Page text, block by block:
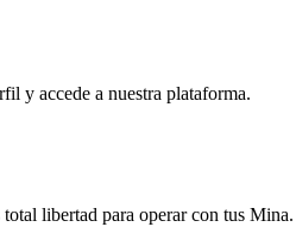
y accede a nuestra plataforma.
libertad para operar con tus Mina.